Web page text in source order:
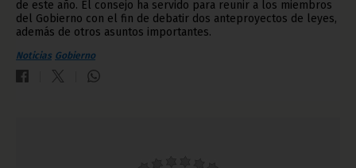
de este año. El consejo ha servido para reunir a los miembros
del Gobierno con el fin de debatir dos anteproyectos de leyes,
además de otros asuntos importantes.
Noticias Gobierno